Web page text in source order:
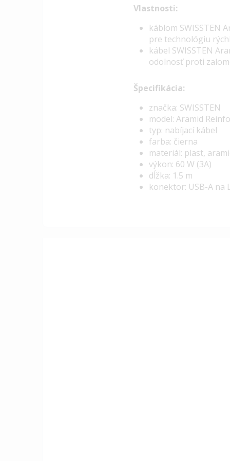
Vlastnosti:
káblom SWISSTEN
pre technológiu
kábel SWISSTEN
odolnosť proti
Špecifikácia:
značka: SWISSTEN
model: Aramid
typ: nabíjací kábel
farba: čierna
materiál: plast,
výkon: 60 W (3A)
dĺžka: 1.5 m
konektor: USB-A na